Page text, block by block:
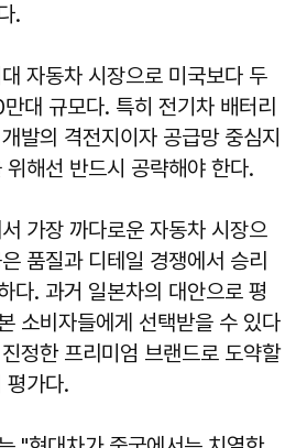
.
자동차 시장으로 미국보다 두
대 규모다. 특히 전기차 배터리
발의 격전지이자 공급망 중심지
해선 반드시 공략해야 한다.
가장 까다로운 자동차 시장으
품질과 디테일 경쟁에서 승리
다. 과거 일본차의 대안으로 평
소비자들에게 선택받을 수 있다
정한 프리미엄 브랜드로 도약할
평가다.